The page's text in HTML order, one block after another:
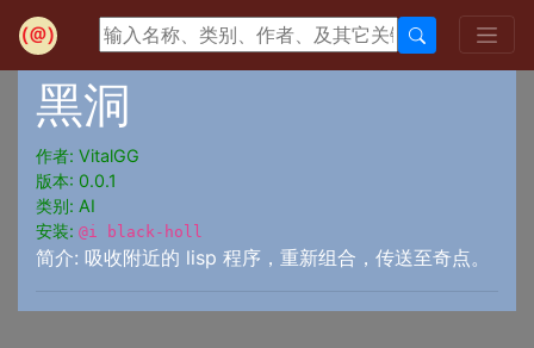
黑洞
作者: VitalGG
版本: 0.0.1
类别: AI
安装: @i black-holl
简介: 吸收附近的 lisp 程序，重新组合，传送至奇点。